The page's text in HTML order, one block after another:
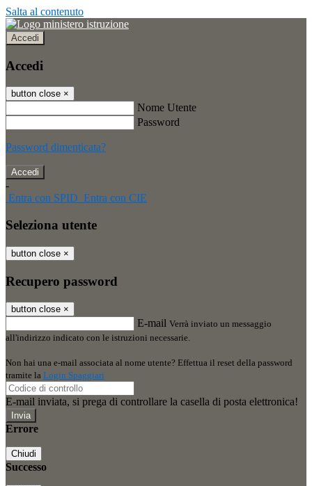
Salta al contenuto
Accedi
Accedi
button close ×
Nome Utente
Password
Password dimenticata?
-
Entra con SPID Entra con CIE
Seleziona utente
button close ×
Recupero password
button close ×
E-mail Verrà inviato un messaggio
all'indirizzo indicato con le istruzioni necessarie.
Non hai una e-mail associata al nome utente? Effettua il reset della password
tramite la Login Spaggiari
E-mail inviata, si prega di controllare la casella di posta elettronica!
Errore
Chiudi
Successo